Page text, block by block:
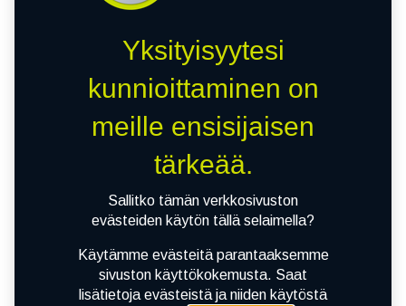
Yksityisyytesi
kunnioittaminen on
meille ensisijaisen
tärkeää.
Sallitko tämän verkkosivuston
evästeiden käytön tällä selaimella?
Käytämme evästeitä parantaaksemme
sivuston käyttökokemusta. Saat
lisätietoja evästeistä ja niiden käytöstä